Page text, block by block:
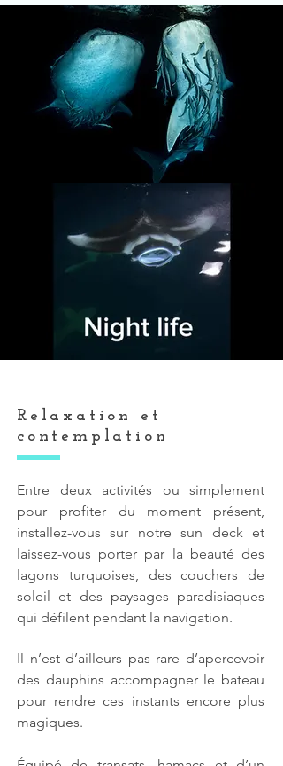
Relaxation et
contemplation
Entre deux activités ou simplement
pour profiter du moment présent,
installez-vous sur notre sun deck et
laissez-vous porter par la beauté des
lagons turquoises, des couchers de
soleil et des paysages paradisiaques
qui défilent pendant la navigation.
Il n’est d’ailleurs pas rare d’apercevoir
des dauphins accompagner le bateau
pour rendre ces instants encore plus
magiques.